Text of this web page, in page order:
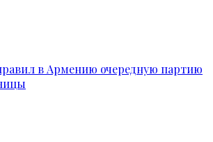
в Армению очередную партию